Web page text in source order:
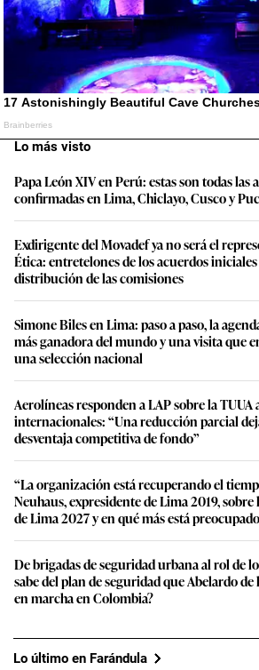
Lo más visto
Papa León XIV en Perú: estas son todas las
confirmadas en Lima, Chiclayo, Cusco y
Exdirigente del Movadef ya no será el
Ética: entretelones de los acuerdos
distribución de las comisiones
Simone Biles en Lima: paso a paso, la
más ganadora del mundo y una visita que
una selección nacional
Aerolíneas responden a LAP sobre la TUUA
internacionales: “Una reducción parcial
desventaja competitiva de fondo”
“La organización está recuperando el
Neuhaus, expresidente de Lima 2019,
de Lima 2027 y en qué más está
De brigadas de seguridad urbana al rol de
sabe del plan de seguridad que Abelardo
en marcha en Colombia?
Lo último en Farándula